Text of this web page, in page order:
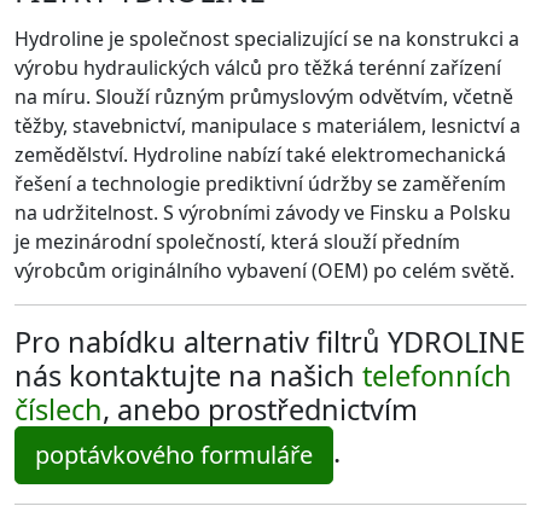
Hydroline je společnost specializující se na konstrukci a
výrobu hydraulických válců pro těžká terénní zařízení
na míru. Slouží různým průmyslovým odvětvím, včetně
těžby, stavebnictví, manipulace s materiálem, lesnictví a
zemědělství. Hydroline nabízí také elektromechanická
řešení a technologie prediktivní údržby se zaměřením
na udržitelnost. S výrobními závody ve Finsku a Polsku
je mezinárodní společností, která slouží předním
výrobcům originálního vybavení (OEM) po celém světě.
Pro nabídku alternativ filtrů YDROLINE
nás kontaktujte na našich telefonních
číslech, anebo prostřednictvím
poptávkového formuláře .